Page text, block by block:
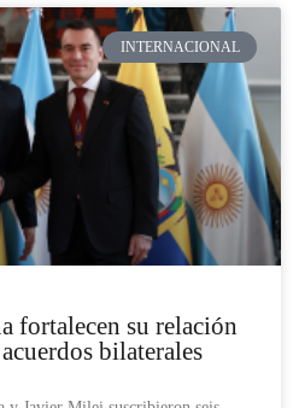
INTERNACIONAL
fortalecen su relación
bilaterales